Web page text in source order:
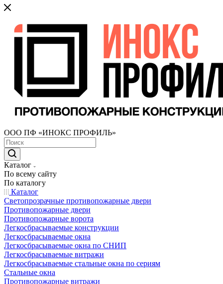
ООО ПФ «ИНОКС ПРОФИЛЬ»
Каталог
По всему сайту
По каталогу
Каталог
Светопрозрачные противопожарные двери
Противопожарные двери
Противопожарные ворота
Легкосбрасываемые конструкции
Легкосбрасываемые окна
Легкосбрасываемые окна по СНИП
Легкосбрасываемые витражи
Легкосбрасываемые стальные окна по сериям
Стальные окна
Противопожарные витражи